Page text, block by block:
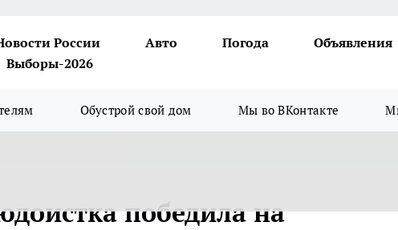
России Авто Погода
Объявления
Выборы-2026
Обустрой свой дом Мы во ВКонтакте
победила на